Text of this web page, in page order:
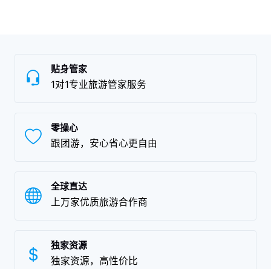
贴身管家
1对1专业旅游管家服务
零操心
跟团游，安心省心更自由
全球直达
上万家优质旅游合作商
独家资源
独家资源，高性价比